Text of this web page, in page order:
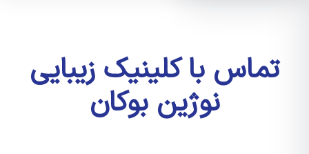
تماس با کلینیک زیبایی
نوژین بوکان